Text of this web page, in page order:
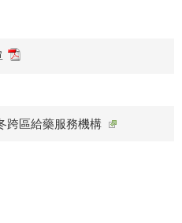
跨區給藥服務機構